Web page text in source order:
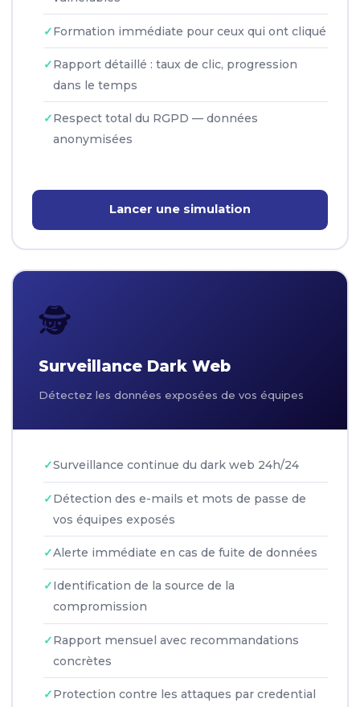
Formation immédiate pour ceux qui ont cliqué
Rapport détaillé : taux de clic, progression
dans le temps
Respect total du RGPD — données
anonymisées
Lancer une simulation
🕵️
Surveillance Dark Web
Détectez les données exposées de vos équipes
Surveillance continue du dark web 24h/24
Détection des e-mails et mots de passe de
vos équipes exposés
Alerte immédiate en cas de fuite de données
Identification de la source de la
compromission
Rapport mensuel avec recommandations
concrètes
Protection contre les attaques par credential